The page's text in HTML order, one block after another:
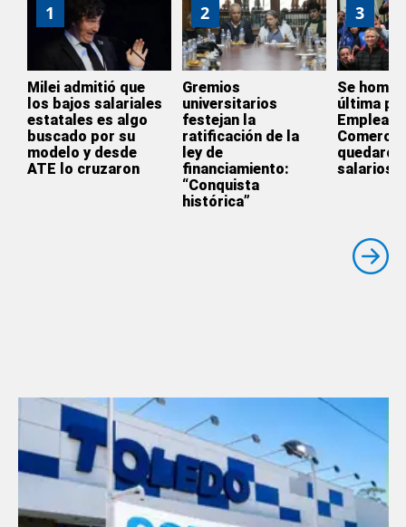
1
Milei admitió que
los bajos salariales
estatales es algo
buscado por su
modelo y desde
ATE lo cruzaron
2
Gremios
universitarios
festejan la
ratificación de la
ley de
financiamiento:
“Conquista
histórica”
3
Se
última
salarios